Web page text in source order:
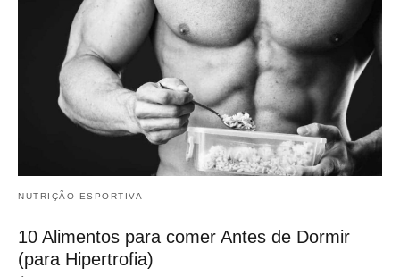
NUTRIÇÃO ESPORTIVA
10 Alimentos para comer Antes de Dormir
(para Hipertrofia)